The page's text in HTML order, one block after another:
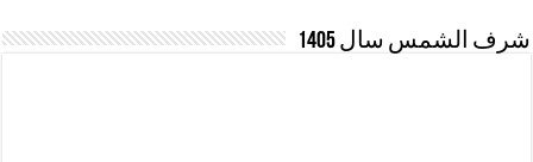
شرف الشمس سال 1405